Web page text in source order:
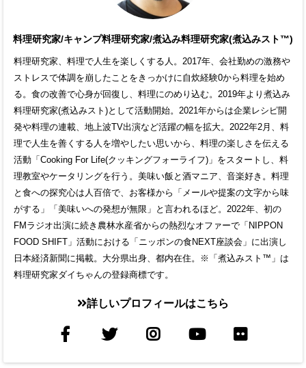
料理研究家/キャンプ料理研究家/煮込み料理研究家(煮込みスト™)
料理研究家、料理で人生を楽しくする人。2017年、会社勤めの激務や
ストレスで体調を崩したことをきっかけに自炊経験0から料理を始め
る。食の改善で心身が回復し、料理にのめり込む。2019年より煮込み
料理研究家(煮込みスト)として活動開始。2021年からは企業レシピ開
発や料理の連載、地上波TV出演など活躍の幅を拡大。2022年2月、料
理で人生を善くする人を増やしたい思いから、料理の楽しさを伝える
活動「Cooking For Life(クッキングフォーライフ)」をスタートし、料
理教室やケータリングを行う。美味い飯と酒マニア、音楽好き。料理
と食への探究心は人百倍で、お客様から「メールや提案の文字から味
がする」「美味いへの発想が無限」と言われるほど。2022年、初の
FMラジオ出演に続き農林水産省からの熱烈なオファーで「NIPPON
FOOD SHIFT」活動における「ニッポンの食NEXT座談会」に出演し
日本経済新聞に掲載。大分県出身、都内在住。※「煮込みスト™」は
料理研究家ダイちゃんの登録商標です。
詳しいプロフィールはこちら